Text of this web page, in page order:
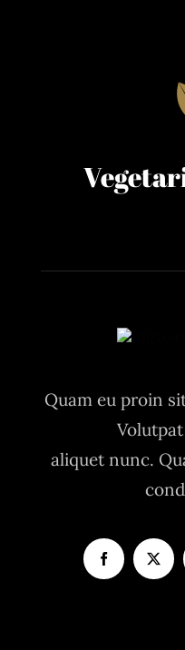
Quam eu proin
aliquet nunc.